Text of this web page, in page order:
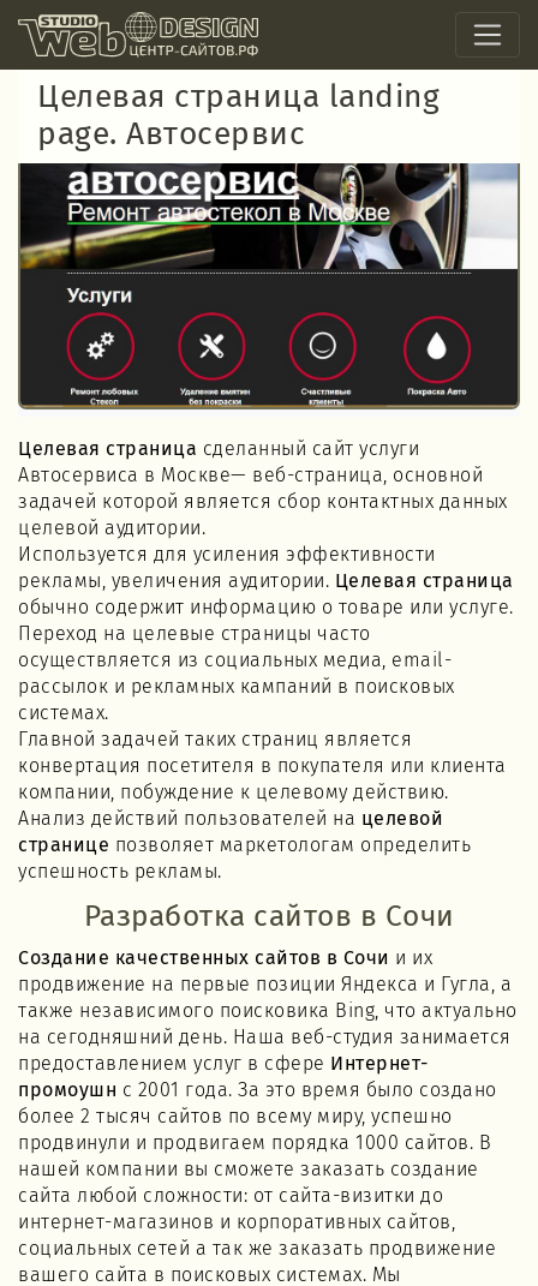
Целевая страница landing
page. Автосервис
Целевая страница сделанный сайт услуги
Автосервиса в Москве— веб-страница, основной
задачей которой является сбор контактных данных
целевой аудитории.
Используется для усиления эффективности
рекламы, увеличения аудитории. Целевая страница
обычно содержит информацию о товаре или услуге.
Переход на целевые страницы часто
осуществляется из социальных медиа, email-
рассылок и рекламных кампаний в поисковых
системах.
Главной задачей таких страниц является
конвертация посетителя в покупателя или клиента
компании, побуждение к целевому действию.
Анализ действий пользователей на целевой
странице позволяет маркетологам определить
успешность рекламы.
Разработка сайтов в Сочи
Создание качественных сайтов в Сочи и их
продвижение на первые позиции Яндекса и Гугла, а
также независимого поисковика Bing, что актуально
на сегодняшний день. Наша веб-студия занимается
предоставлением услуг в сфере Интернет-
промоушн с 2001 года. За это время было создано
более 2 тысяч сайтов по всему миру, успешно
продвинули и продвигаем порядка 1000 сайтов. В
нашей компании вы сможете заказать создание
сайта любой сложности: от сайта-визитки до
интернет-магазинов и корпоративных сайтов,
социальных сетей а так же заказать продвижение
вашего сайта в поисковых системах. Мы